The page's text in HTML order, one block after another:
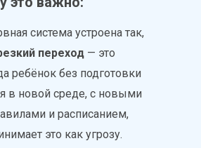
система устроена так,
переход — это
ребёнок без подготовки
в новой среде, с новыми
и расписанием,
это как угрозу.